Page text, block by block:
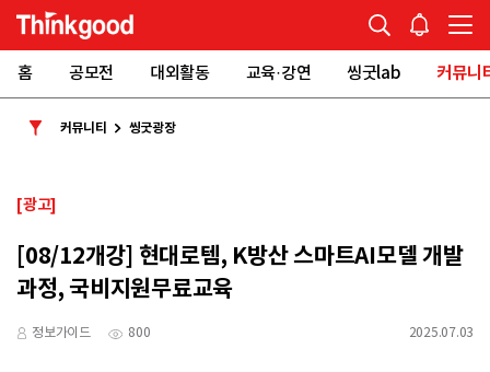
홈 공모전 대외활동 교육·강연 씽굿lab 커뮤니
커뮤니티 씽굿광장
[광고]
[08/12개강] 현대로템, K방산 스마트AI모델 개발
과정, 국비지원무료교육
정보가이드 800 2025.07.03